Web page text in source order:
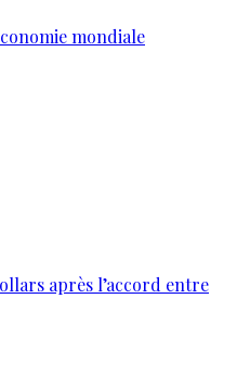
mondiale
après l’accord entre